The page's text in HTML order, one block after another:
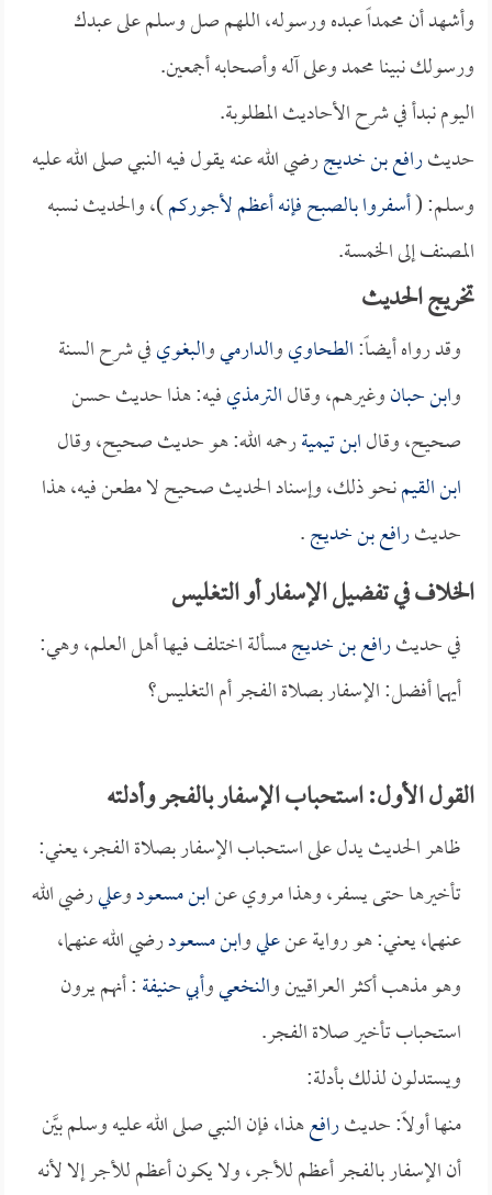
وأشهد أن محمداً عبده ورسوله، اللهم صل وسلم على عبدك
ورسولك نبينا محمد وعلى آله وأصحابه أجمعين.
اليوم نبدأ في شرح الأحاديث المطلوبة.
حديثرافع بن خديجرضي الله عنه يقول فيه النبي صلى الله عليه
وسلم: (أسفروا بالصبح فإنه أعظم لأجوركم)، والحديث نسبه
المصنف إلى الخمسة.
تخريج الحديث
وقد رواه أيضاً:الطحاويوالدارميوالبغويفي شرح السنة
وابن حبانوغيرهم، وقالالترمذيفيه: هذا حديث حسن
صحيح، وقالابن تيميةرحمه الله: هو حديث صحيح، وقال
ابن القيمنحو ذلك، وإسناد الحديث صحيح لا مطعن فيه، هذا
حديثرافع بن خديج.
الخلاف في تفضيل الإسفار أو التغليس
في حديثرافع بن خديجمسألة اختلف فيها أهل العلم، وهي:
أيهما أفضل: الإسفار بصلاة الفجر أم التغليس؟
القول الأول: استحباب الإسفار بالفجر وأدلته
ظاهر الحديث يدل على استحباب الإسفار بصلاة الفجر، يعني:
تأخيرها حتى يسفر، وهذا مروي عنابن مسعودوعليرضي الله
عنهما، يعني: هو رواية عنعليوابن مسعودرضي الله عنهما،
وهو مذهب أكثر العراقيين والنخعيوأبي حنيفة: أنهم يرون
استحباب تأخير صلاة الفجر.
ويستدلون لذلك بأدلة:
منها أولاً: حديثرافعهذا، فإن النبي صلى الله عليه وسلم بيَّن
أن الإسفار بالفجر أعظم للأجر، ولا يكون أعظم للأجر إلا لأنه